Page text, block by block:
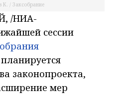
К. / Заксобрание
/НИА-
сессии
планируется
законопроекта,
мер